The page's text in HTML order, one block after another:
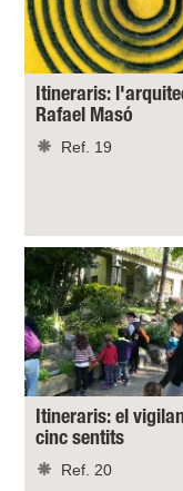
Itineraris:
Rafael Masó
Ref. 19
Itineraris: el
cinc sentits
Ref. 20